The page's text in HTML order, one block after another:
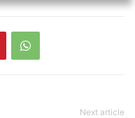
Next article